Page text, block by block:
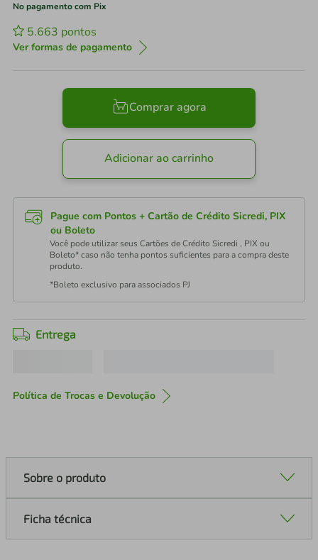
No pagamento com Pix
5.663 pontos
Ver formas de pagamento
Comprar agora
Adicionar ao carrinho
Pague com Pontos + Cartão de Crédito Sicredi, PIX
ou Boleto
Você pode utilizar seus Cartões de Crédito Sicredi , PIX ou
Boleto* caso não tenha pontos suficientes para a compra deste
produto.
*Boleto exclusivo para associados PJ
Entrega
Política de Trocas e Devolução
Sobre o produto
Ficha técnica